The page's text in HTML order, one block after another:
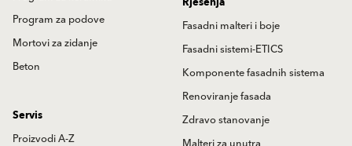
Program za podove
Mortovi za zidanje
Beton
Fasadni malteri i boje
Fasadni sistemi-ETICS
Komponente fasadnih sistema
Renoviranje fasada
Zdravo stanovanje
Servis
Proizvodi A-Z